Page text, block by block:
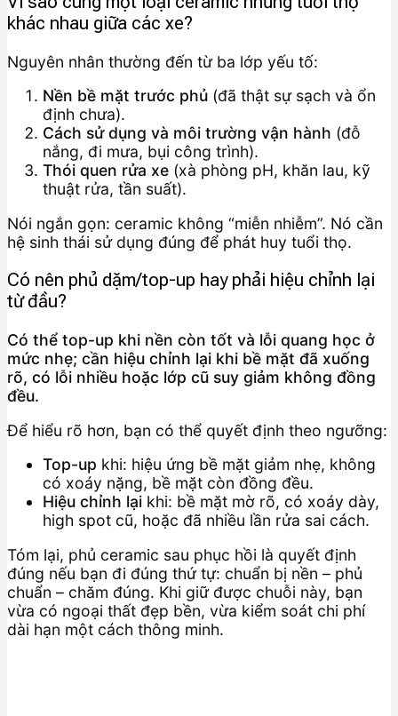
khác nhau giữa các xe?
Nguyên nhân thường đến từ ba lớp yếu tố:
Nền bề mặt trước phủ (đã thật sự sạch và ổn
định chưa).
Cách sử dụng và môi trường vận hành (đỗ
nắng, đi mưa, bụi công trình).
Thói quen rửa xe (xà phòng pH, khăn lau, kỹ
thuật rửa, tần suất).
Nói ngắn gọn: ceramic không “miễn nhiễm”. Nó cần
hệ sinh thái sử dụng đúng để phát huy tuổi thọ.
Có nên phủ dặm/top-up hay phải hiệu chỉnh lại
từ đầu?
Có thể top-up khi nền còn tốt và lỗi quang học ở
mức nhẹ; cần hiệu chỉnh lại khi bề mặt đã xuống
rõ, có lỗi nhiều hoặc lớp cũ suy giảm không đồng
đều.
Để hiểu rõ hơn, bạn có thể quyết định theo ngưỡng:
Top-up khi: hiệu ứng bề mặt giảm nhẹ, không
có xoáy nặng, bề mặt còn đồng đều.
Hiệu chỉnh lại khi: bề mặt mờ rõ, có xoáy dày,
high spot cũ, hoặc đã nhiều lần rửa sai cách.
Tóm lại, phủ ceramic sau phục hồi là quyết định
đúng nếu bạn đi đúng thứ tự: chuẩn bị nền – phủ
chuẩn – chăm đúng. Khi giữ được chuỗi này, bạn
vừa có ngoại thất đẹp bền, vừa kiểm soát chi phí
dài hạn một cách thông minh.